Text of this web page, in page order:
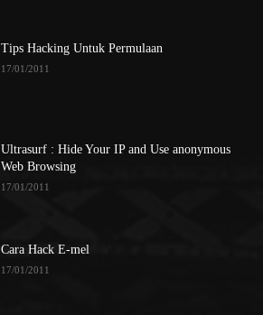
Tips Hacking Untuk Permulaan
17/01/2011
Ultrasurf : Hide Your IP and Use anonymous
Web Browsing
17/01/2011
Cara Hack E-mel
17/01/2011